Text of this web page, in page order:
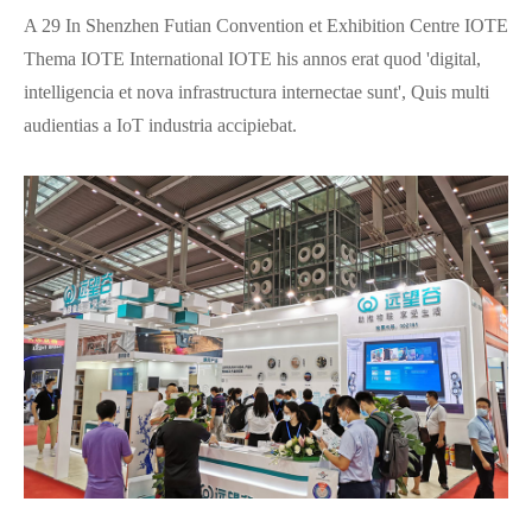
A 29 In Shenzhen Futian Convention et Exhibition Centre IOTE
Thema IOTE International IOTE his annos erat quod 'digital,
intelligencia et nova infrastructura internectae sunt', Quis multi
audientias a IoT industria accipiebat.